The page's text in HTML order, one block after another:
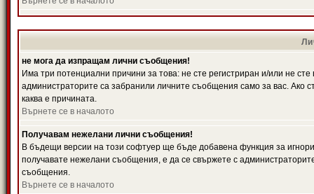
не мога да изпращам лични съобщения!
Има три потенциални причини за това: не сте регистриран и/или не
администраторите са забранили личните съобщения само за вас. Ако
каква е причината.
Върнете се в началото
Получавам нежелани лични съобщения!
В бъдещи версии на този софтуер ще бъде добавена функция за
получавате нежелани съобщения, е да се свържете с
съобщения.
Върнете се в началото